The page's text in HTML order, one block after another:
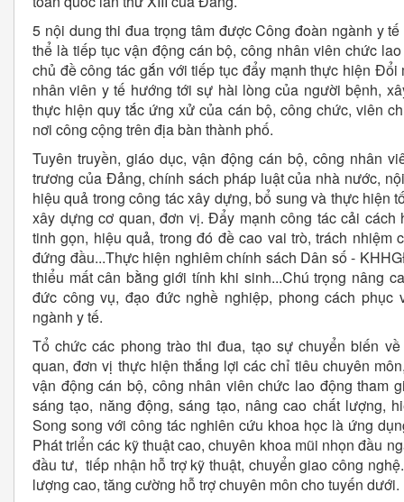
5 nội dung thi đua trọng tâm được Công đoàn ngành y
thể là tiếp tục vận động cán bộ, công nhân viên chức
chủ đề công tác gắn với tiếp tục đẩy mạnh thực hiện
nhân viên y tế hướng tới sự hài lòng của người bệnh,
thực hiện quy tắc ứng xử của cán bộ, công chức, viên
nơi công cộng trên địa bàn thành phố.
Tuyên truyền, giáo dục, vận động cán bộ, công nhân
trương của Đảng, chính sách pháp luật của nhà nước,
hiệu quả trong công tác xây dựng, bổ sung và thực hiện
xây dựng cơ quan, đơn vị. Đẩy mạnh công tác cải
tinh gọn, hiệu quả, trong đó đề cao vai trò, trách nhiệm
đứng đầu...Thực hiện nghiêm chính sách Dân số -
thiểu mất cân bằng giới tính khi sinh...Chú trọng nâng
đức công vụ, đạo đức nghề nghiệp, phong cách
ngành y tế.
Tổ chức các phong trào thi đua, tạo sự chuyển biến
quan, đơn vị thực hiện thắng lợi các chỉ tiêu chuyên
vận động cán bộ, công nhân viên chức lao động tham
sáng tạo, năng động, sáng tạo, nâng cao chất lượng,
Song song với công tác nghiên cứu khoa học là ứng
Phát triển các kỹ thuật cao, chuyên khoa mũi nhọn đầu
đầu tư, tiếp nhận hỗ trợ kỹ thuật, chuyển giao công
lượng cao, tăng cường hỗ trợ chuyên môn cho tuyến dưới.